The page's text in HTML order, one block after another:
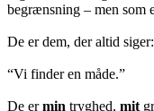
begrænsning – men som
De er dem, der altid siger:
“Vi finder en måde.”
De ermin tryghed, mit